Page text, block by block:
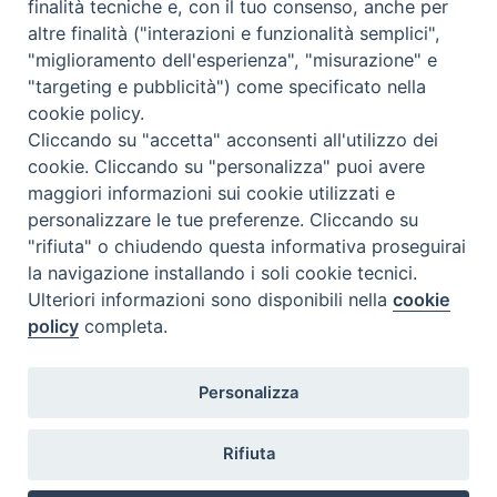
Come abbonarsi
Contatti
finalità tecniche e, con il tuo consenso, anche per
altre finalità ("interazioni e funzionalità semplici",
"miglioramento dell'esperienza", "misurazione" e
"targeting e pubblicità") come specificato nella
cookie policy.
Cliccando su "accetta" acconsenti all'utilizzo dei
cookie. Cliccando su "personalizza" puoi avere
maggiori informazioni sui cookie utilizzati e
personalizzare le tue preferenze. Cliccando su
"rifiuta" o chiudendo questa informativa proseguirai
la navigazione installando i soli cookie tecnici.
Ulteriori informazioni sono disponibili nellacookie
policy completa.
Personalizza
Rifiuta